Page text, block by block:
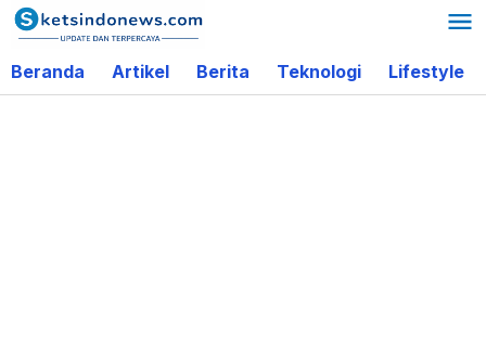
Lewati
ke
konten
Beranda Artikel Berita Teknologi Lifestyle